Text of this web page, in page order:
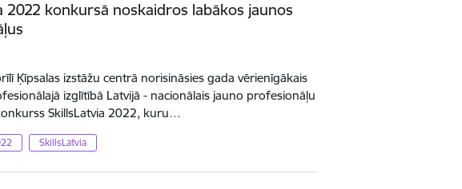
2022 konkursā noskaidros labākos jaunos
Ķīpsalas izstāžu centrā norisināsies gada vērienīgākais
izglītībā Latvijā - nacionālais jauno profesionāļu
SkillsLatvia 2022, kuru…
SkillsLatvia